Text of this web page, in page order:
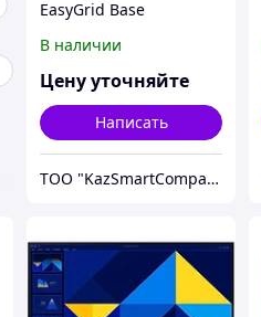
EasyGrid Base
В наличии
Цену уточняйте
Написать
ТОО "KazSmartCompany"